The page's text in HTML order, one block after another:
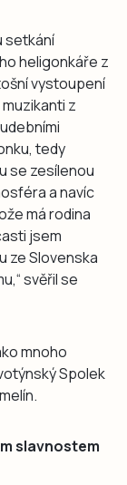
setkání
heligonkáře z
vystoupení
z
tedy
se zesílenou
a navíc
má rodina
jsem
ze Slovenska
svěřil se
mnoho
Spolek
slavnostem